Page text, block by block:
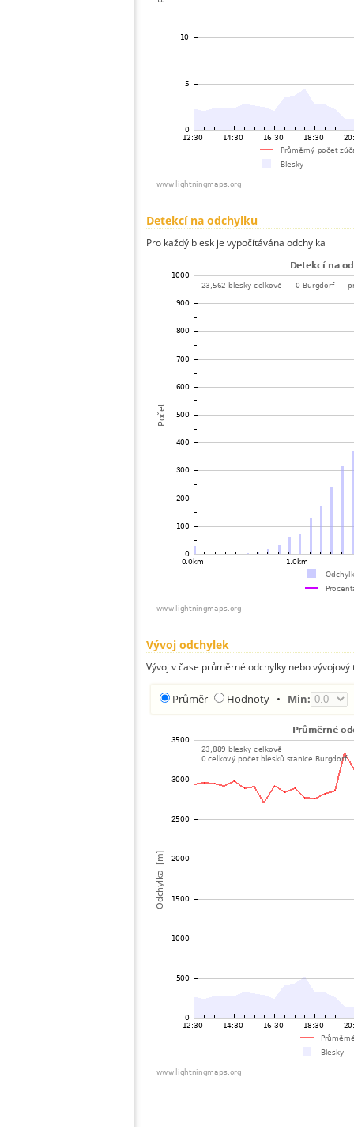
Detekcí na odchylku
Pro každý blesk je vypočítávána odchylka
Vývoj odchylek
Vývoj v čase průměrné odchylky nebo
Průměr Hodnoty • Min: